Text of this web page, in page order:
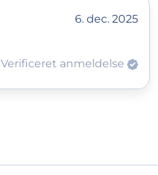
6. dec. 2025
Verificeret anmeldelse